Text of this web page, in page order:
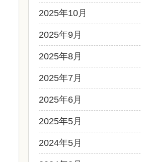
2025年10月
2025年9月
2025年8月
2025年7月
2025年6月
2025年5月
2024年5月